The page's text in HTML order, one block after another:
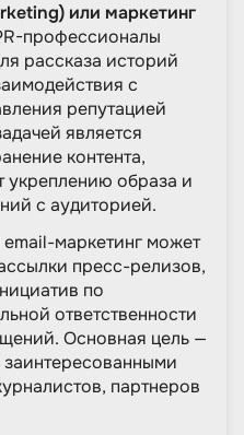
или маркетинг
профессионалы
рассказа историй
с
репутацией
является
контента,
укреплению образа и
с аудиторией.
email-маркетинг может
пресс-релизов,
по
ответственности
Основная цель —
партнеров